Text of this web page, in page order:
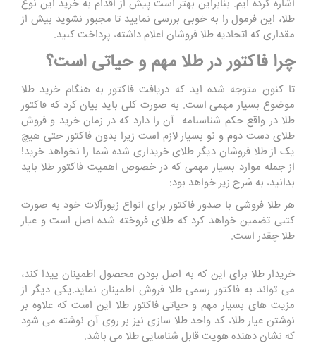
اشاره کرده ایم. بنابراین بهتر است پیش از اقدام به خرید این نوع
طلا، این فرمول را به خوبی بررسی نمایید تا مجبور نشوید بیش از
مقداری که اتحادیه طلا فروشان اعلام داشته، پرداخت کنید.
چرا فاکتور در طلا مهم و حیاتی است؟
تا کنون متوجه شده اید که دریافت فاکتور به هنگام خرید طلا
موضوع بسیار مهمی است. به صورت کلی باید بیان کرد که فاکتور
طلا در واقع حکم شناسنامه آن را دارد که در زمان خرید و فروش
طلای دست دوم و نو بسیار لازم است زیرا بدون فاکتور حتی هیچ
یک از طلا فروشان دیگر طلای خریداری شده شما را نخواهد خرید!
از جمله موارد بسیار مهمی که در خصوص اهمیت فاکتور طلا باید
بدانید، به شرح زیر خواهد بود:
هر طلا فروشی با صدور فاکتور برای انواع زیورآلات خود به صورت
کتبی تضمین خواهد کرد که طلای فروخته شده اصل است و عیار
طلا چقدر است.
خریدار طلا برای این ‌که به اصل بودن محصول اطمینان پیدا کند،
می تواند به فاکتور رسمی طلا فروش اطمینان نماید.یکی دیگر از
مزیت ‌های بسیار مهم و حیاتی فاکتور طلا این است که علاوه بر
نوشتن عیار طلا، کد واحد طلا سازی نیز بر روی آن نوشته می‌ شود
که نشان دهنده هویت قابل شناسایی طلا می باشد.